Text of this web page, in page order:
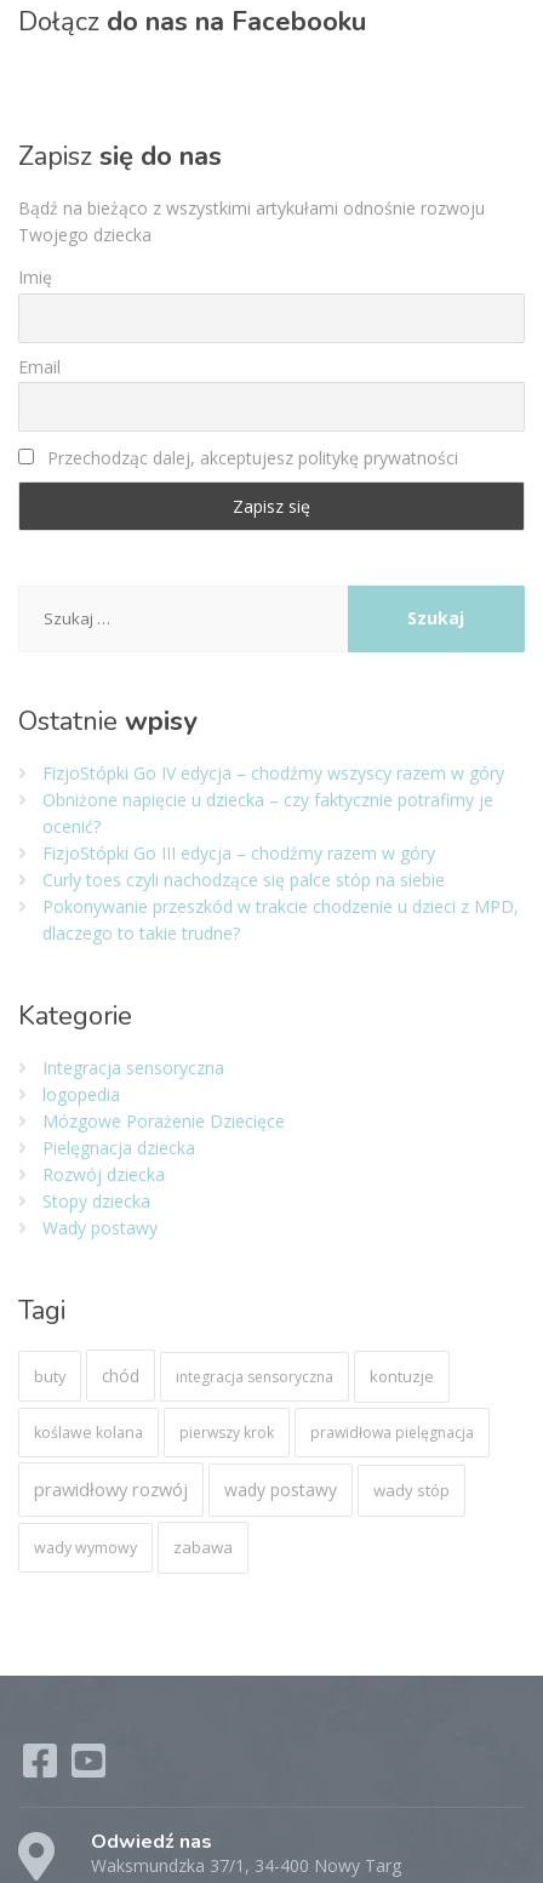
Dołącz do nas na Facebooku
Zapisz się do nas
Bądź na bieżąco z wszystkimi artykułami odnośnie rozwoju
Twojego dziecka
Imię
Email
Przechodząc dalej, akceptujesz politykę prywatności
Ostatnie wpisy
FizjoStópki Go IV edycja – chodźmy wszyscy razem w góry
Obniżone napięcie u dziecka – czy faktycznie potrafimy je
ocenić?
FizjoStópki Go III edycja – chodźmy razem w góry
Curly toes czyli nachodzące się palce stóp na siebie
Pokonywanie przeszkód w trakcie chodzenie u dzieci z MPD,
dlaczego to takie trudne?
Kategorie
Integracja sensoryczna
logopedia
Mózgowe Porażenie Dziecięce
Pielęgnacja dziecka
Rozwój dziecka
Stopy dziecka
Wady postawy
Tagi
buty chód integracja sensoryczna kontuzje
koślawe kolana pierwszy krok prawidłowa pielęgnacja
prawidłowy rozwój wady postawy wady stóp
wady wymowy zabawa
Odwiedź nas
Waksmundzka 37/1, 34-400 Nowy Targ